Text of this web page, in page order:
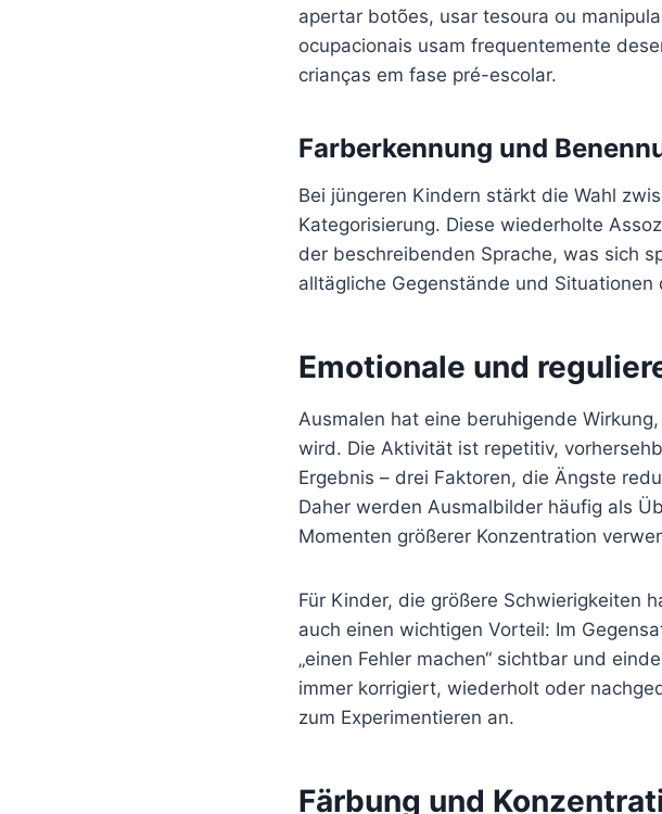
apertar botões, usar tesoura ou
ocupacionais usam frequentemente
crianças em fase pré-escolar.
Farberkennung und
Bei jüngeren Kindern stärkt die Wahl
Kategorisierung. Diese wiederholte
der beschreibenden Sprache, was sich
alltägliche Gegenstände und
Emotionale und
Ausmalen hat eine beruhigende
wird. Die Aktivität ist repetitiv,
Ergebnis – drei Faktoren, die Ängste
Daher werden Ausmalbilder häufig als
Momenten größerer Konzentration
Für Kinder, die größere Schwierigkeiten
auch einen wichtigen Vorteil: Im
„einen Fehler machen“ sichtbar und
immer korrigiert, wiederholt oder
zum Experimentieren an.
Färbung und